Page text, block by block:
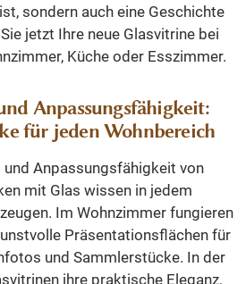
sondern auch eine Geschichte
jetzt Ihre neue Glasvitrine bei
Küche oder Esszimmer.
Anpassungsfähigkeit:
für jeden Wohnbereich
Anpassungsfähigkeit von
mit Glas wissen in jedem
Im Wohnzimmer fungieren
Präsentationsflächen für
und Sammlerstücke. In der
ihre praktische Eleganz,